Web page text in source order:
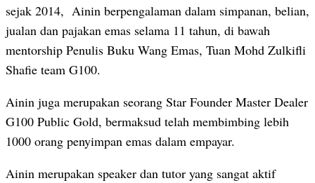
sejak 2014, Ainin berpengalaman dalam simpanan, belian,
jualan dan pajakan emas selama 11 tahun, di bawah
mentorship Penulis Buku Wang Emas, Tuan Mohd Zulkifli
Shafie team G100.
Ainin juga merupakan seorang Star Founder Master Dealer
G100 Public Gold, bermaksud telah membimbing lebih
1000 orang penyimpan emas dalam empayar.
Ainin merupakan speaker dan tutor yang sangat aktif